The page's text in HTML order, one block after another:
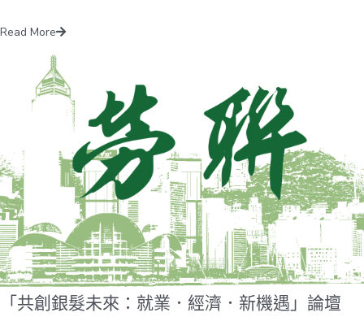
Read More
「共創銀髮未來：就業．經濟．新機遇」論壇